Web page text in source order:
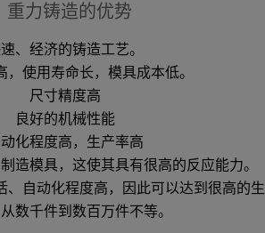
重力铸造的优势
、经济的铸造工艺。
，使用寿命长，模具成本低。
尺寸精度高
良好的机械性能
化程度高，生产率高
造模具，这使其具有很高的反应能力。
、自动化程度高，因此可以达到很高的生
数千件到数百万件不等。